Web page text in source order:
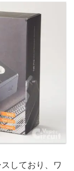
しており、ワ